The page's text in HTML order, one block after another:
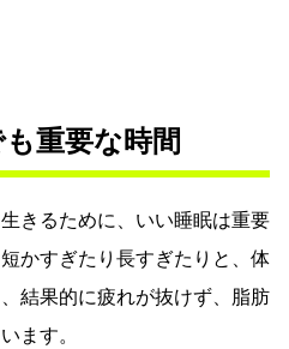
重要な時間
きるために、いい睡眠は重要
かすぎたり長すぎたりと、体
結果的に疲れが抜けず、脂肪
ます。